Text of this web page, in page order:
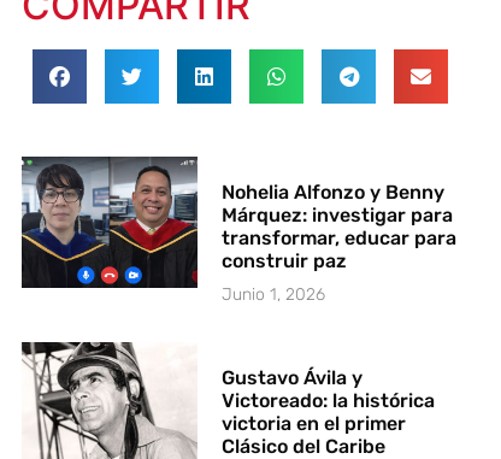
Nohelia Alfonzo y Benny
Márquez: investigar para
transformar, educar para
construir paz
Junio 1, 2026
Gustavo Ávila y
Victoreado: la histórica
victoria en el primer
Clásico del Caribe